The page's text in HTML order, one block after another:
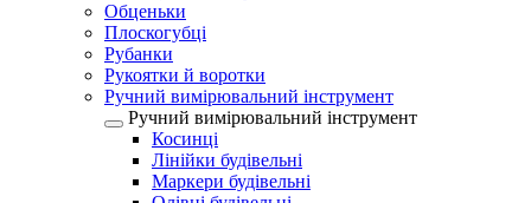
Обценьки
Плоскогубці
Рубанки
Рукоятки й воротки
Ручний вимірювальний інструмент
Ручний вимірювальний інструмент
Косинці
Лінійки будівельні
Маркери будівельні